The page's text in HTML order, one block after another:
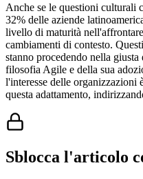
Anche se le questioni culturali
32% delle aziende
livello di maturità
cambiamenti di contesto.
stanno procedendo nella
filosofia Agile e della sua
l'interesse delle organizzazioni
questa adattamento,
Sblocca l'articolo